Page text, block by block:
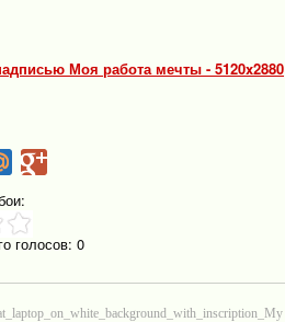
Моя работа мечты - 5120x2880
голосов: 0